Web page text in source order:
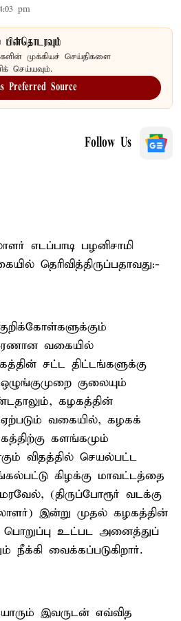
pm
பின்தொடரவும்
முக்கியச் செய்திகளை
செய்யவும்.
Preferred Source
Follow Us
எடப்பாடி பழனிசாமி
தெரிவித்திருப்பதாவது:-
வகையில்
சட்ட திட்டங்களுக்கு
குலையும்
கழகத்தின்
வகையில், கழகக்
களங்கமும்
விதத்தில் செயல்பட்ட
கிழக்கு மாவட்டத்தை
(திருப்போரூர் வடக்கு
இன்று முதல் கழகத்தின்
பொறுப்பு உட்பட அனைத்துப்
நீக்கி வைக்கப்படுகிறார்.
இவருடன் எவ்வித